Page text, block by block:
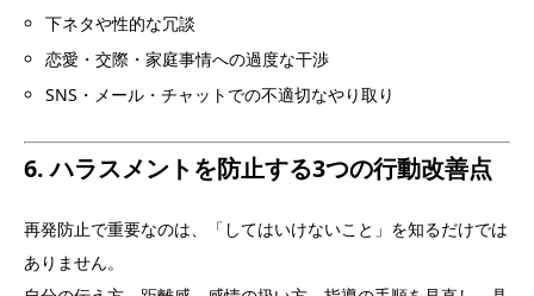
下ネタや性的な冗談
恋愛・交際・家庭事情への過度な干渉
SNS・メール・チャットでの不適切なやり取り
6. ハラスメントを防止する3つの行動改善点
再発防止で重要なのは、「してはいけないこと」を知るだけでは
ありません。